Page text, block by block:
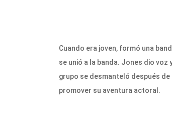
Cuando era joven, formó una
se unió a la banda. Jones dio
grupo se desmanteló después
promover su aventura actoral.